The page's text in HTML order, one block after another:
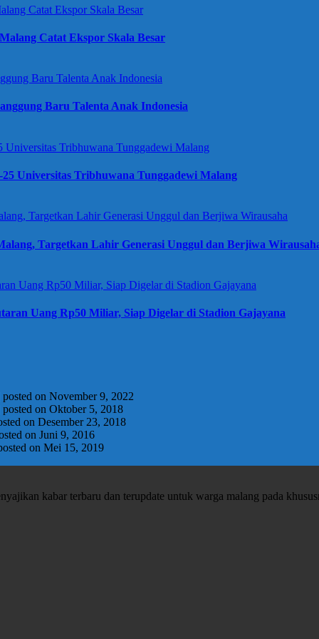
Catat Ekspor Skala Besar
Baru Talenta Anak Indonesia
Universitas Tribhuwana Tunggadewi Malang
Targetkan Lahir Generasi Unggul dan Berjiwa
Uang Rp50 Miliar, Siap Digelar di Stadion Gajayana
posted on November 9, 2022
posted on Oktober 5, 2018
on Desember 23, 2018
on Juni 9, 2016
on Mei 15, 2019
kabar terbaru dan terupdate untuk warga malang pada